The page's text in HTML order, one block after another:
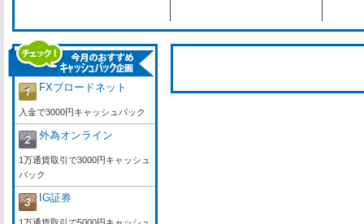
FXブロードネット
入金で3000円キャッシュバック
外為オンライン
1万通貨取引で3000円キャッシュ
バック
IG証券